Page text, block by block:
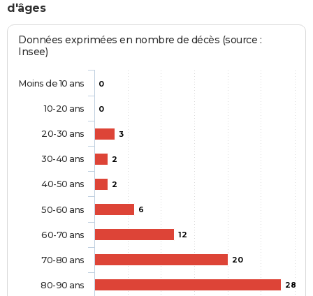
d'âges
Données exprimées en nombre de décès (source :
Insee)
0
0
3
2
2
6
12
20
28
Moins de 10 ans
10-20 ans
20-30 ans
30-40 ans
40-50 ans
50-60 ans
60-70 ans
70-80 ans
80-90 ans